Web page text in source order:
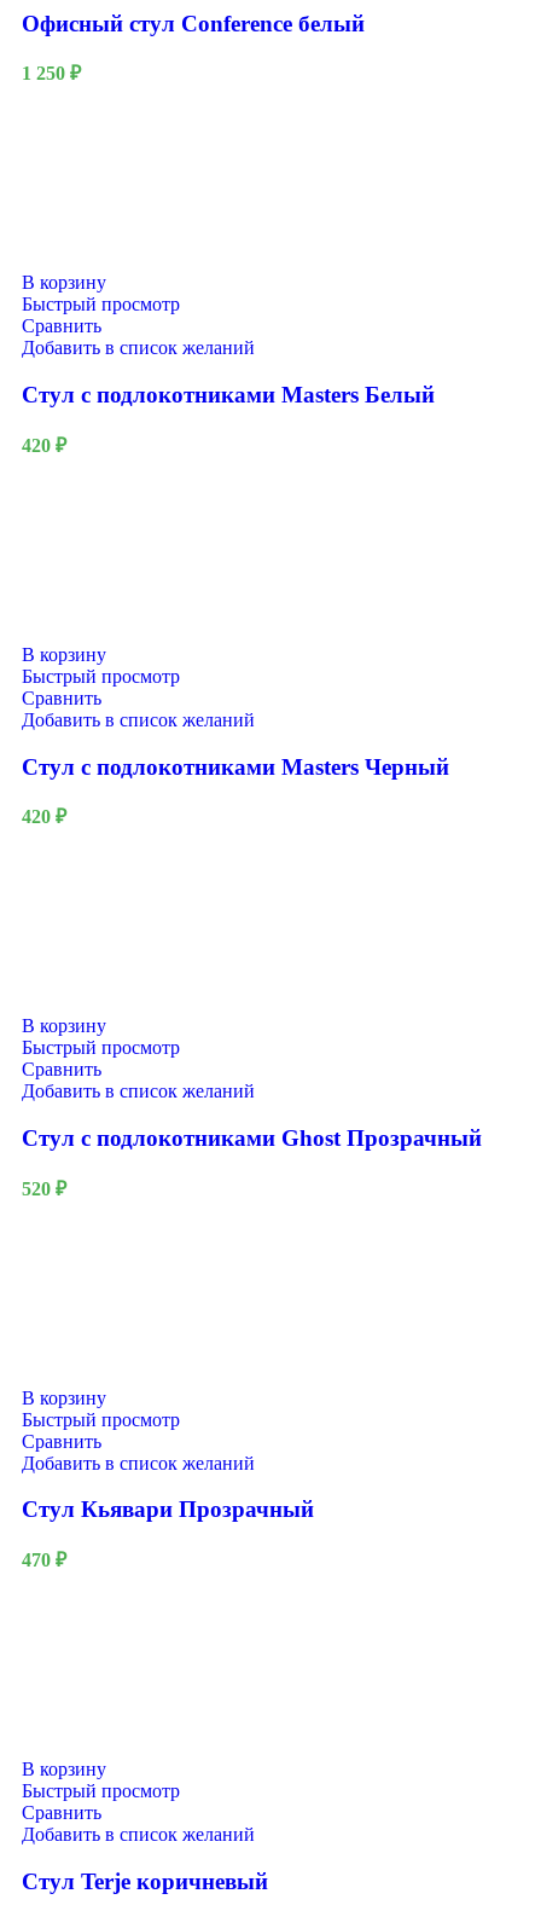
Офисный стул Conference белый
1 250 ₽
В корзину
Быстрый просмотр
Сравнить
Добавить в список желаний
Стул с подлокотниками Masters Белый
420 ₽
В корзину
Быстрый просмотр
Сравнить
Добавить в список желаний
Стул с подлокотниками Masters Черный
420 ₽
В корзину
Быстрый просмотр
Сравнить
Добавить в список желаний
Стул с подлокотниками Ghost Прозрачный
520 ₽
В корзину
Быстрый просмотр
Сравнить
Добавить в список желаний
Стул Кьявари Прозрачный
470 ₽
В корзину
Быстрый просмотр
Сравнить
Добавить в список желаний
Стул Terje коричневый